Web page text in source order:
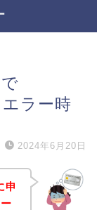
ラー時
2024年6月20日
申